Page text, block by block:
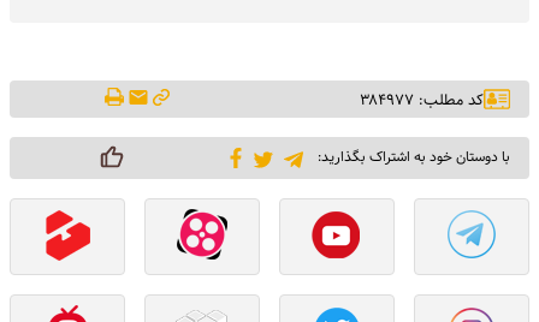
کد مطلب: ۳۸۴۹۷۷
با دوستان خود به اشتراک بگذارید: